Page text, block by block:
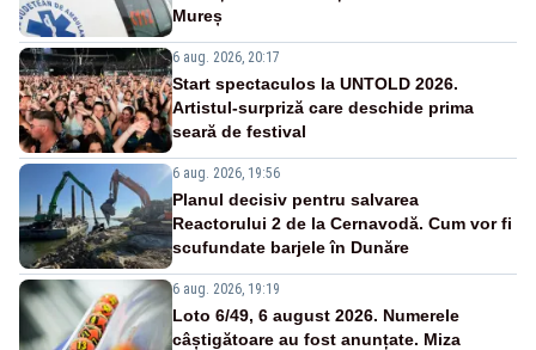
Mureș
6 aug. 2026, 20:17
Start spectaculos la UNTOLD 2026.
Artistul-surpriză care deschide prima
seară de festival
6 aug. 2026, 19:56
Planul decisiv pentru salvarea
Reactorului 2 de la Cernavodă. Cum vor fi
scufundate barjele în Dunăre
6 aug. 2026, 19:19
Loto 6/49, 6 august 2026. Numerele
câștigătoare au fost anunțate. Miza